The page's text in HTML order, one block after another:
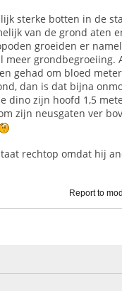
sterke botten in de
van de grond aten
groeiden er
meer grondbegroeiing.
gehad om bloed
dan is dat bijna
dino zijn hoofd 1,5
zijn neusgaten ver
rechtop omdat hij
Report to